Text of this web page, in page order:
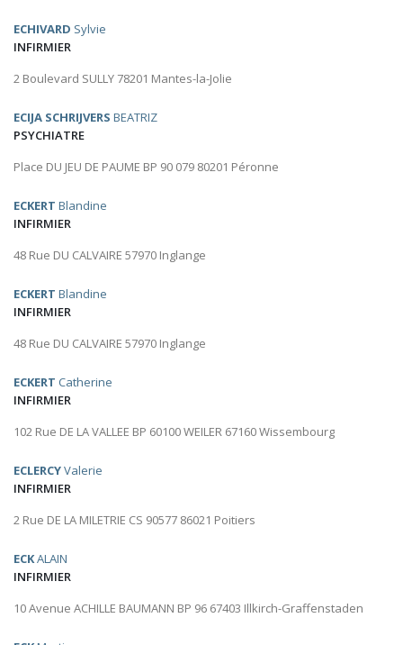
ECHIVARD Sylvie
INFIRMIER
2 Boulevard SULLY 78201 Mantes-la-Jolie
ECIJA SCHRIJVERS BEATRIZ
PSYCHIATRE
Place DU JEU DE PAUME BP 90 079 80201 Péronne
ECKERT Blandine
INFIRMIER
48 Rue DU CALVAIRE 57970 Inglange
ECKERT Blandine
INFIRMIER
48 Rue DU CALVAIRE 57970 Inglange
ECKERT Catherine
INFIRMIER
102 Rue DE LA VALLEE BP 60100 WEILER 67160 Wissembourg
ECLERCYValerie
INFIRMIER
2 Rue DE LA MILETRIE CS 90577 86021 Poitiers
ECKALAIN
INFIRMIER
10 Avenue ACHILLE BAUMANN BP 96 67403 Illkirch-Graffenstaden